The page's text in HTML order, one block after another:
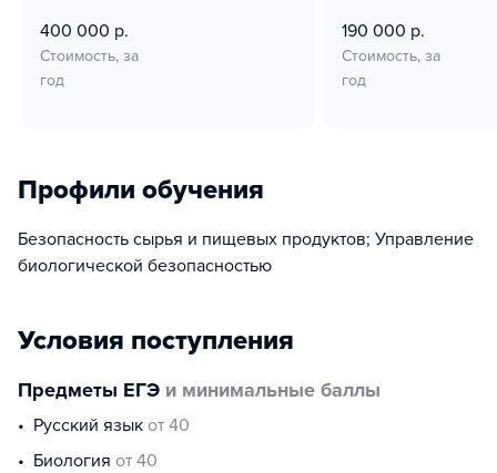
400 000 р.
Стоимость, за
год
190 000 р.
Стоимость, за
год
Профили обучения
Безопасность сырья и пищевых продуктов; Управление
биологической безопасностью
Условия поступления
Предметы ЕГЭ и минимальные баллы
русский язык от 40
биология от 40